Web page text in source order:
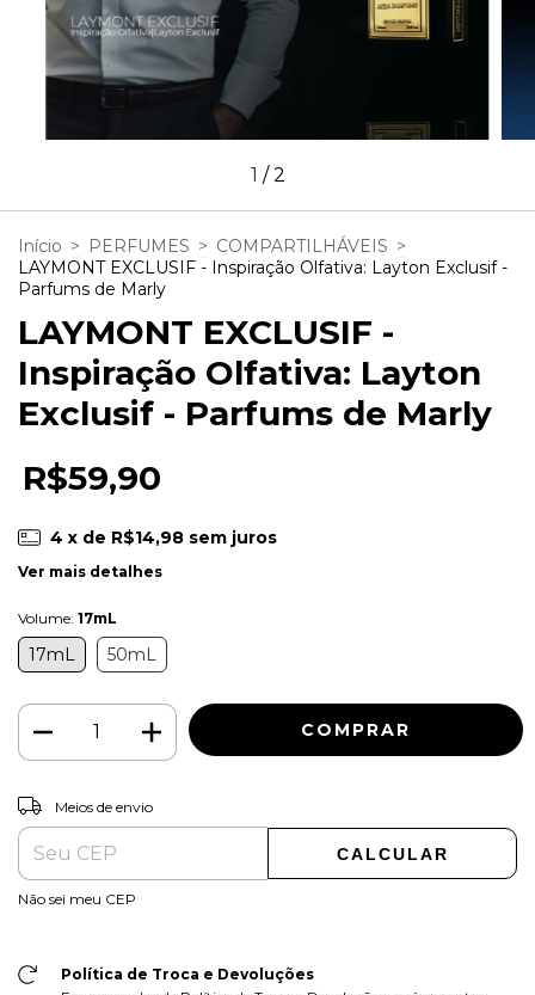
1 /2
Início > PERFUMES > COMPARTILHÁVEIS >
LAYMONT EXCLUSIF - Inspiração Olfativa: Layton Exclusif -
Parfums de Marly
LAYMONT EXCLUSIF -
Inspiração Olfativa: Layton
Exclusif - Parfums de Marly
R$59,90
4 x de R$14,98 sem juros
Ver mais detalhes
Volume: 17mL
17mL 50mL
Entregas para o CEP:
Meios de envio
CALCULAR
Não sei meu CEP
Política de Troca e Devoluções